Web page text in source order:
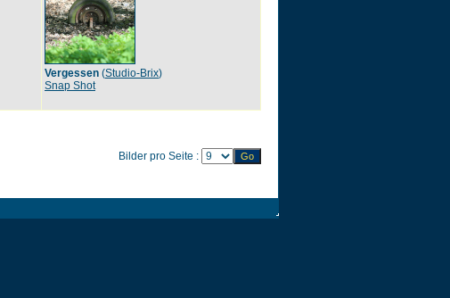
Vergessen (Studio-Brix)
Snap Shot
Bilder pro Seite :